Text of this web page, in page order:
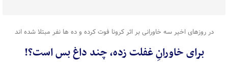
در روزهای اخیر سه خاورانی بر اثر کرونا فوت کرده و ده ها نفر مبتلا شده اند
برای خاورانِ غفلت زده، چند داغ بس است؟!